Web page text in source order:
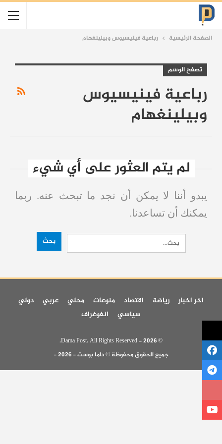
الصفحة الرئيسية رباعية فينيسيوس وبيلينغهام
تصفح الوسم
رباعية فينيسيوس
وبيلينغهام
لم يتم العثور على أي شيء
يبدو أننا لا يمكن أن نجد ما تبحث عنه. ربما
يمكنك أن تساعدنا.
اخر اخبار رياضة اقتصاد منوعات محلي عربي
دولي
سياسي
انفوغراف
© 2026 - Dama Post. All Rights Reserved.
جميع الحقوق محفوظة © داما بوست - 2026 -